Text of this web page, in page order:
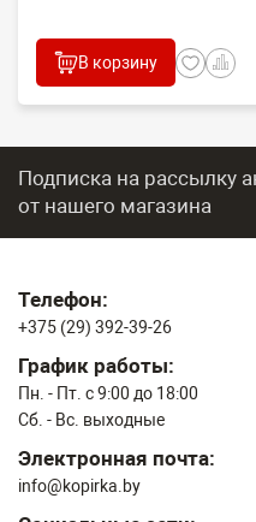
В корзину
Подписка на рассылку
от нашего магазина
Телефон:
+375 (29) 392-39-26
График работы:
Пн. - Пт. с 9:00 до 18:00
Сб. - Вс. выходные
Электронная почта:
info@kopirka.by